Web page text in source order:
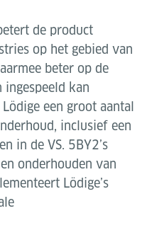
de product
op het gebied van
beter op de
ingespeeld kan
een groot aantal
inclusief een
in de VS. 5BY2’s
onderhouden van
Lödige’s